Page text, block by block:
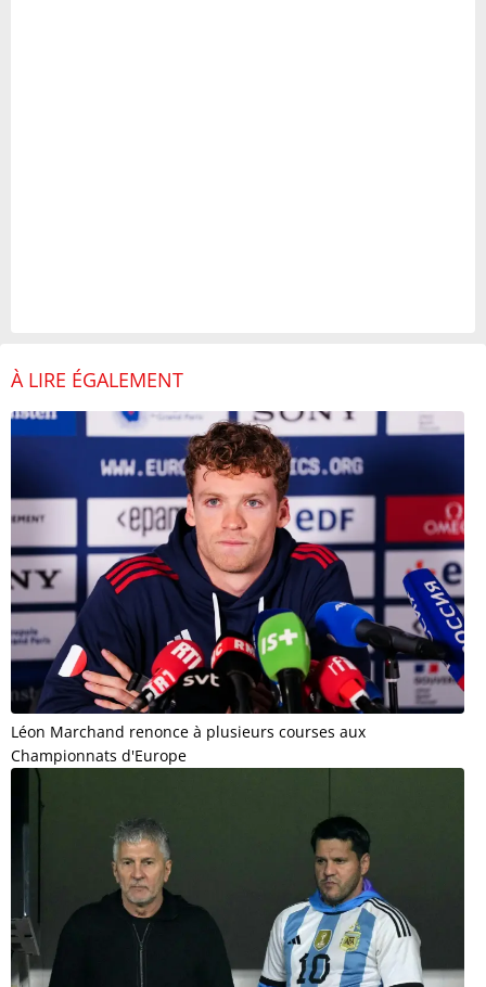
À LIRE ÉGALEMENT
Léon Marchand renonce à plusieurs courses aux
Championnats d'Europe